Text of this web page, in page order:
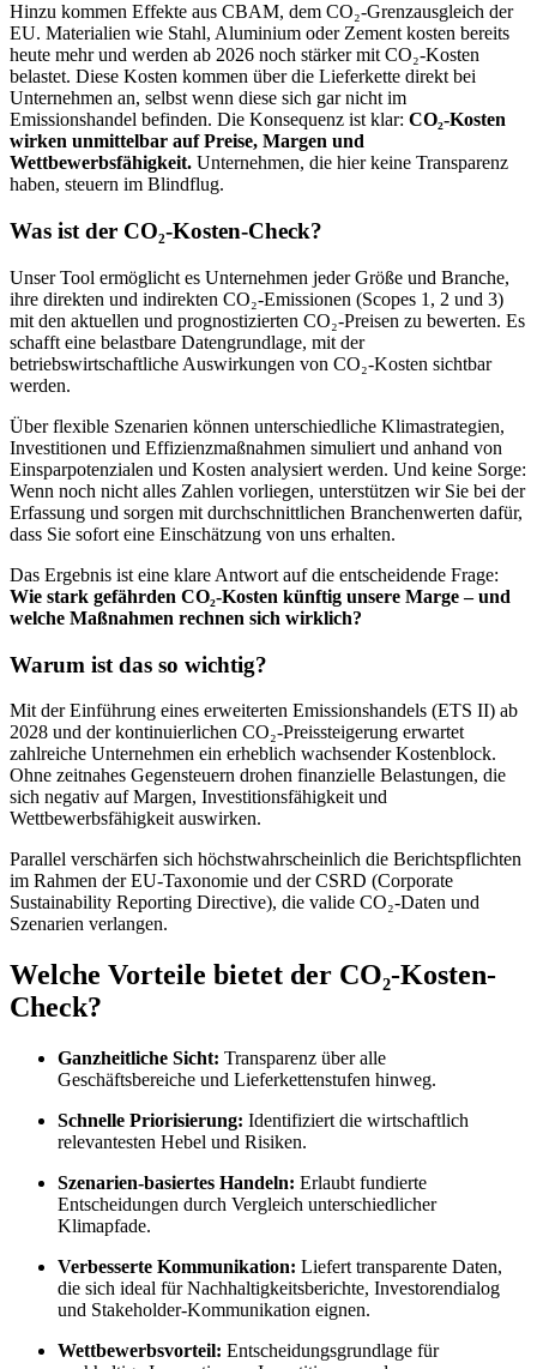
Hinzu kommen Effekte aus CBAM, dem CO₂-Grenzausgleich der
EU. Materialien wie Stahl, Aluminium oder Zement kosten bereits
heute mehr und werden ab 2026 noch stärker mit CO₂-Kosten
belastet. Diese Kosten kommen über die Lieferkette direkt bei
Unternehmen an, selbst wenn diese sich gar nicht im
Emissionshandel befinden. Die Konsequenz ist klar: CO₂-Kosten
wirken unmittelbar auf Preise, Margen und
Wettbewerbsfähigkeit. Unternehmen, die hier keine Transparenz
haben, steuern im Blindflug.
Was ist der CO₂-Kosten-Check?
Unser Tool ermöglicht es Unternehmen jeder Größe und Branche,
ihre direkten und indirekten CO₂-Emissionen (Scopes 1, 2 und 3)
mit den aktuellen und prognostizierten CO₂-Preisen zu bewerten. Es
schafft eine belastbare Datengrundlage, mit der
betriebswirtschaftliche Auswirkungen von CO₂-Kosten sichtbar
werden.
Über flexible Szenarien können unterschiedliche Klimastrategien,
Investitionen und Effizienzmaßnahmen simuliert und anhand von
Einsparpotenzialen und Kosten analysiert werden. Und keine Sorge:
Wenn noch nicht alles Zahlen vorliegen, unterstützen wir Sie bei der
Erfassung und sorgen mit durchschnittlichen Branchenwerten dafür,
dass Sie sofort eine Einschätzung von uns erhalten.
Das Ergebnis ist eine klare Antwort auf die entscheidende Frage:
Wie stark gefährden CO₂-Kosten künftig unsere Marge – und
welche Maßnahmen rechnen sich wirklich?
Warum ist das so wichtig?
Mit der Einführung eines erweiterten Emissionshandels (ETS II) ab
2028 und der kontinuierlichen CO₂-Preissteigerung erwartet
zahlreiche Unternehmen ein erheblich wachsender Kostenblock.
Ohne zeitnahes Gegensteuern drohen finanzielle Belastungen, die
sich negativ auf Margen, Investitionsfähigkeit und
Wettbewerbsfähigkeit auswirken.
Parallel verschärfen sich höchstwahrscheinlich die Berichtspflichten
im Rahmen der EU-Taxonomie und der CSRD (Corporate
Sustainability Reporting Directive), die valide CO₂-Daten und
Szenarien verlangen.
Welche Vorteile bietet der CO₂-Kosten-
Check?
Ganzheitliche Sicht: Transparenz über alle
Geschäftsbereiche und Lieferkettenstufen hinweg.
Schnelle Priorisierung: Identifiziert die wirtschaftlich
relevantesten Hebel und Risiken.
Szenarien-basiertes Handeln: Erlaubt fundierte
Entscheidungen durch Vergleich unterschiedlicher
Klimapfade.
Verbesserte Kommunikation: Liefert transparente Daten,
die sich ideal für Nachhaltigkeitsberichte, Investorendialog
und Stakeholder-Kommunikation eignen.
Wettbewerbsvorteil: Entscheidungsgrundlage für